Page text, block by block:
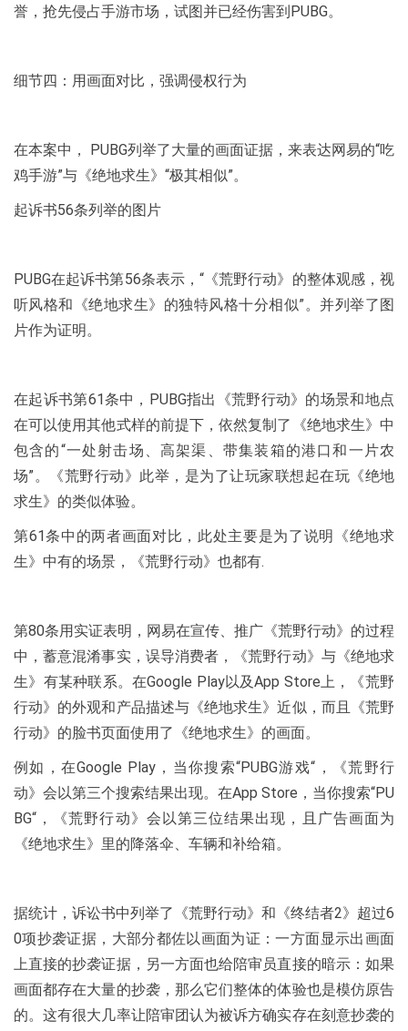
誉，抢先侵占手游市场，试图并已经伤害到PUBG。
细节四：用画面对比，强调侵权行为
在本案中， PUBG列举了大量的画面证据，来表达网易的“吃
鸡手游”与《绝地求生》“极其相似”。
起诉书56条列举的图片
PUBG在起诉书第56条表示，“《荒野行动》的整体观感，视
听风格和《绝地求生》的独特风格十分相似”。并列举了图
片作为证明。
在起诉书第61条中，PUBG指出《荒野行动》的场景和地点
在可以使用其他式样的前提下，依然复制了《绝地求生》中
包含的“一处射击场、高架渠、带集装箱的港口和一片农
场”。《荒野行动》此举，是为了让玩家联想起在玩《绝地
求生》的类似体验。
第61条中的两者画面对比，此处主要是为了说明《绝地求
生》中有的场景，《荒野行动》也都有.
第80条用实证表明，网易在宣传、推广《荒野行动》的过程
中，蓄意混淆事实，误导消费者，《荒野行动》与《绝地求
生》有某种联系。在Google Play以及App Store上，《荒野
行动》的外观和产品描述与《绝地求生》近似，而且《荒野
行动》的脸书页面使用了《绝地求生》的画面。
例如，在Google Play，当你搜索“PUBG游戏“，《荒野行
动》会以第三个搜索结果出现。在App Store，当你搜索“PU
BG“，《荒野行动》会以第三位结果出现，且广告画面为
《绝地求生》里的降落伞、车辆和补给箱。
据统计，诉讼书中列举了《荒野行动》和《终结者2》超过6
0项抄袭证据，大部分都佐以画面为证：一方面显示出画面
上直接的抄袭证据，另一方面也给陪审员直接的暗示：如果
画面都存在大量的抄袭，那么它们整体的体验也是模仿原告
的。这有很大几率让陪审团认为被诉方确实存在刻意抄袭的